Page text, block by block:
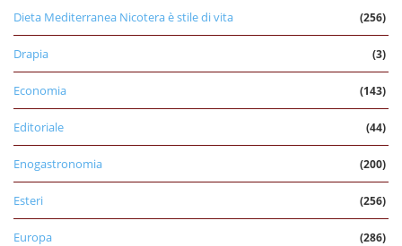
Dieta Mediterranea Nicotera è stile di vita (256)
Drapia (3)
Economia (143)
Editoriale (44)
Enogastronomia (200)
Esteri (256)
Europa (286)